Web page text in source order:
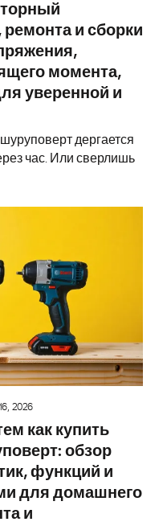
и сборки
момента,
уверенной и
дергается
час. Или сверлишь
2026
как купить
обзор
функций и
для домашнего
и